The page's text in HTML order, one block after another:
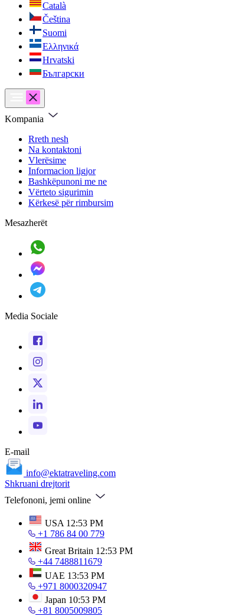
Català
Čeština
Suomi
Ελληνικά
Hrvatski
Български
Kompania
Rreth nesh
Na kontaktoni
Vlerësime
Informacion ligjor
Bashkëpunoni me ne
Vërteto sigurimin
Kërkesë për rimbursim
Mesazherët
Media Sociale
E-mail
info@ektatraveling.com
Shkruani drejtorit
Telefononi, jemi online
USA 12:53 PM
+1 786 84 00 779
Great Britain 12:53 PM
+44 7488811679
UAE 13:53 PM
+971 8000320947
Japan 10:53 PM
+81 8005009805